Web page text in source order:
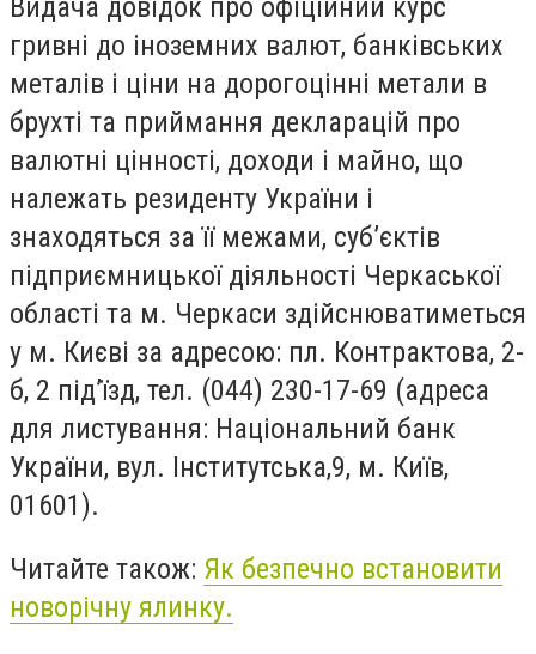
Видача довідок про офіційний курс
гривні до іноземних валют, банківських
металів і ціни на дорогоцінні метали в
брухті та приймання декларацій про
валютні цінності, доходи і майно, що
належать резиденту України і
знаходяться за її межами, суб’єктів
підприємницької діяльності Черкаської
області та м. Черкаси здійснюватиметься
у м. Києві за адресою: пл. Контрактова, 2-
б, 2 під’їзд, тел. (044) 230-17-69 (адреса
для листування: Національний банк
України, вул. Інститутська,9, м. Київ,
01601).
Читайте також: Як безпечно встановити
новорічну ялинку.